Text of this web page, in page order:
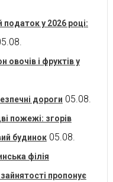
у 2026 році:
овочів і фруктів у
дороги 05.08.
пожежі: згорів
будинок 05.08.
філія
пропонує